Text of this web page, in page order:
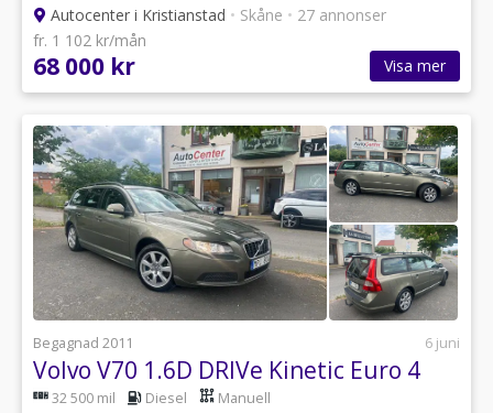
Autocenter i Kristianstad • Skåne • 27 annonser
fr. 1 102 kr/mån
68 000 kr Visa mer
Begagnad 2011 6 juni
Volvo V70 1.6D DRIVe Kinetic Euro 4
32 500 mil Diesel Manuell